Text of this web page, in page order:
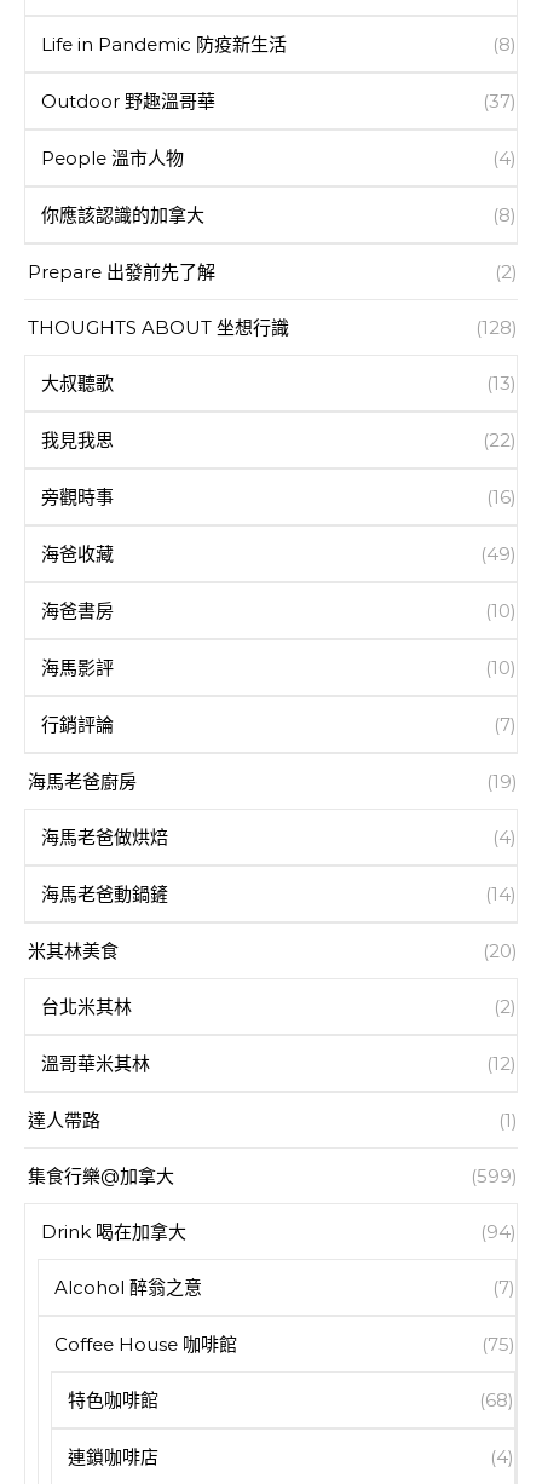
Life in Pandemic 防疫新生活 (8)
Outdoor 野趣溫哥華 (37)
People 溫市人物 (4)
你應該認識的加拿大 (8)
Prepare 出發前先了解 (2)
THOUGHTS ABOUT 坐想行識 (128)
大叔聽歌 (13)
我見我思 (22)
旁觀時事 (16)
海爸收藏 (49)
海爸書房 (10)
海馬影評 (10)
行銷評論 (7)
海馬老爸廚房 (19)
海馬老爸做烘焙 (4)
海馬老爸動鍋鏟 (14)
米其林美食 (20)
台北米其林 (2)
溫哥華米其林 (12)
達人帶路 (1)
集食行樂@加拿大 (599)
Drink 喝在加拿大 (94)
Alcohol 醉翁之意 (7)
Coffee House 咖啡館 (75)
特色咖啡館 (68)
連鎖咖啡店 (4)